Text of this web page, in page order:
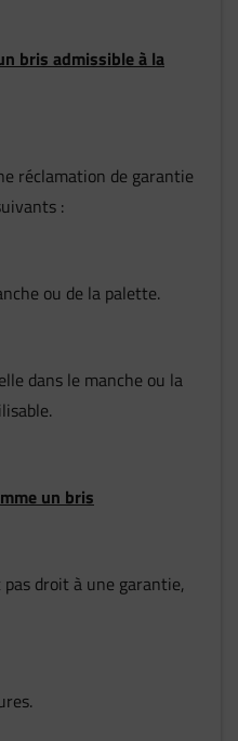
bris admissible à la
réclamation de garantie
:
ou de la palette.
dans le manche ou la
un bris
droit à une garantie,